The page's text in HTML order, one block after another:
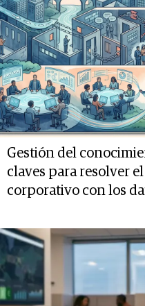
Gestión del
claves para resolver
corporativo con los